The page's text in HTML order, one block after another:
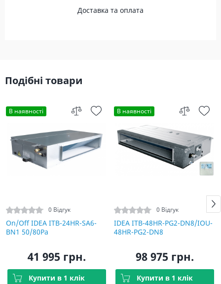
Доставка та оплата
Подібні товари
В наявності
0 Відгук
On/Off IDEA ITB-24HR-SA6-
BN1 50/80Pа
41 995 грн.
Купити в 1 клік
В наявності
0 Відгук
IDEA ITB-48HR-PG2-DN8/IOU-
48HR-PG2-DN8
98 975 грн.
Купити в 1 клік